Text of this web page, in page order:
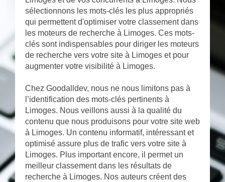
sélectionnons les mots-clés les plus appropriés
qui permettent d'optimiser votre classement dans
les moteurs de recherche à Limoges. Ces mots-
clés sont indispensables pour diriger les moteurs
de recherche vers votre site à Limoges et pour
augmenter votre visibilité à Limoges.
Chez Goodalldev, nous ne nous limitons pas à
l’identification des mots-clés pertinents à
Limoges. Nous veillons aussi à la qualité du
contenu que nous produisons pour votre site web
à Limoges. Un contenu informatif, intéressant et
optimisé assure plus de trafic vers votre site à
Limoges. Plus important encore, il permet un
meilleur classement dans les résultats de
recherche à Limoges. Nos auteurs créent des